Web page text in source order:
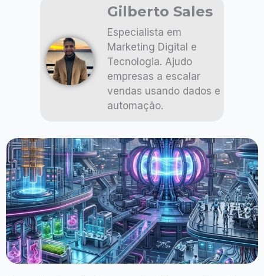
Gilberto Sales
Especialista em
Marketing Digital e
Tecnologia. Ajudo
empresas a escalar
vendas usando dados e
automação.